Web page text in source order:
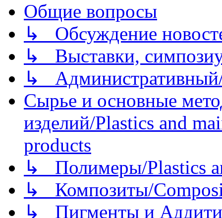
Общие вопросы
↳ Обсуждение
↳ Выставки,
↳
Сырье и основные
изделий/Plastics and
products
↳ Полимеры/Plastics
↳ Композиты/
↳ Пигменты и